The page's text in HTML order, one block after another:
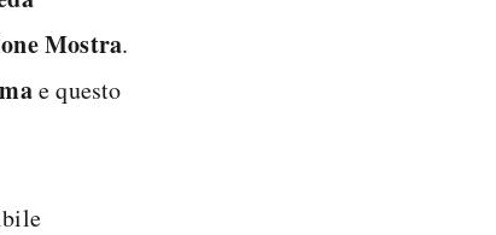
Mostra.
e questo